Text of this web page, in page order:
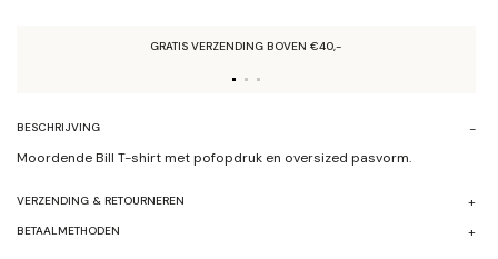
GRATIS VERZENDING BOVEN €40,-
BESCHRIJVING
Moordende Bill T-shirtmet pofopdruk en oversized pasvorm.
VERZENDING & RETOURNEREN
BETAALMETHODEN